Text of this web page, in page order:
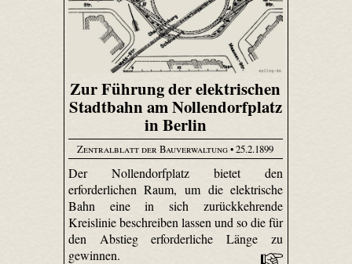
Zur Führung der elektrischen
Stadtbahn am Nollendorfplatz
in Berlin
Zentralblatt der Bauverwaltung• 25.2.1899
Der Nollendorfplatz bietet den
erforderlichen Raum, um die elektrische
Bahn eine in sich zurückkehrende
Kreislinie beschreiben lassen und so die für
den Abstieg erforderliche Länge zu
gewinnen.